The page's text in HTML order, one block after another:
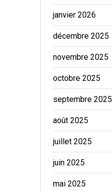
janvier 2026
décembre 2025
novembre 2025
octobre 2025
septembre 2025
août 2025
juillet 2025
juin 2025
mai 2025